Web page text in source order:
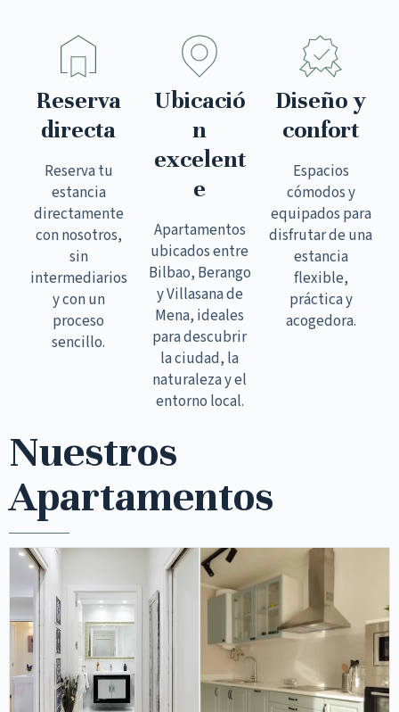
Reserva
directa
Reserva tu
estancia
directamente
con nosotros,
sin
intermediarios
y con un
proceso
sencillo.
Ubicació
n
excelent
e
Apartamentos
ubicados entre
Bilbao, Berango
y Villasana de
Mena, ideales
para descubrir
la ciudad, la
naturaleza y el
entorno local.
Diseño y
confort
Espacios
cómodos y
equipados para
disfrutar de una
estancia
flexible,
práctica y
acogedora.
Nuestros
Apartamentos